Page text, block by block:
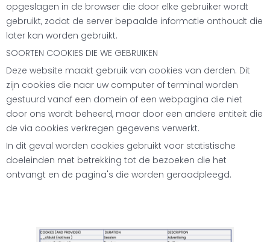
opgeslagen in de browser die door elke gebruiker wordt
gebruikt, zodat de server bepaalde informatie onthoudt die
later kan worden gebruikt.
SOORTEN COOKIES DIE WE GEBRUIKEN
Deze website maakt gebruik van cookies van derden. Dit
zijn cookies die naar uw computer of terminal worden
gestuurd vanaf een domein of een webpagina die niet
door ons wordt beheerd, maar door een andere entiteit die
de via cookies verkregen gegevens verwerkt.
In dit geval worden cookies gebruikt voor statistische
doeleinden met betrekking tot de bezoeken die het
ontvangt en de pagina's die worden geraadpleegd.